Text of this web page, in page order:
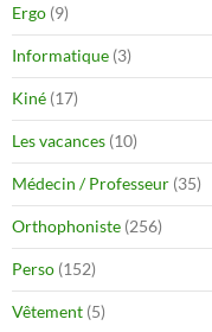
Ergo (9)
Informatique (3)
Kiné (17)
Les vacances (10)
Médecin / Professeur (35)
Orthophoniste (256)
Perso (152)
Vêtement (5)